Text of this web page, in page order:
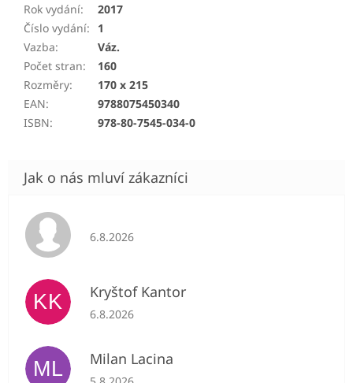
Rok vydání:
2017
Číslo vydání:
1
Vazba:
Váz.
Počet stran:
160
Rozměry:
170 x 215
EAN:
9788075450340
ISBN: 978-80-7545-034-0
Hodnocení obchodu je 5 z 5 hvězdiček.
6.8.2026
KK Kryštof Kantor
Hodnocení obchodu je 5 z 5 hvězdiček.
6.8.2026
ML Milan Lacina
Hodnocení obchodu je 5 z 5 hvězdiček.